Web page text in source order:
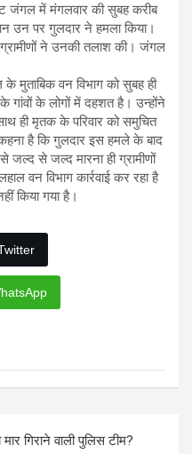
जंगल में मंगलवार की सुबह करीब
उन पर गुलदार ने हमला किया।
ने उनकी तलाश की। जंगल
के मुताबिक वन विभाग को सुबह ही
के लोगों में दहशत है। उन्होंने
ही मृतक के परिवार को समुचित
है कि गुलदार इस हमले के बाद
से जल्द मारना ही ग्रामीणों
वन विभाग कार्रवाई कर रहा है
किया गया है।
गिराने वाली पुलिस टीम?